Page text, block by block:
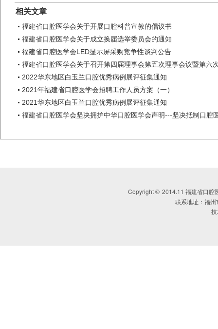
相关文章
福建省口腔医学会关于开展口腔科普宣教的倡议书
福建省口腔医学会关于成立换届选举委员会的通知
福建省口腔医学会LED显示屏采购竞争性谈判公告
福建省口腔医学会关于召开第四届理事会第五次理事会议暨第六
2022华东地区白玉兰口腔优秀病例展评征集通知
2021年福建省口腔医学会招聘工作人员方案（一）
2021华东地区白玉兰口腔优秀病例展评征集通知
福建省口腔医学会坚决拥护中华口腔医学会声明---坚决抵制口腔
Copyright © 2014.11 福建省口腔
联系地址：福